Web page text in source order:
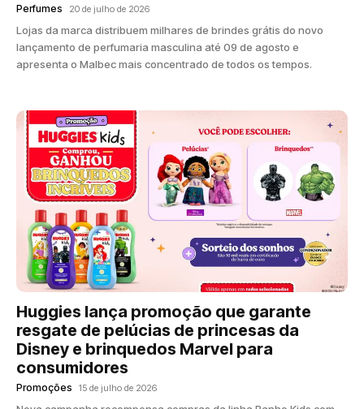
Perfumes 20 de julho de 2026
Lojas da marca distribuem milhares de brindes grátis do novo
lançamento de perfumaria masculina até 09 de agosto e
apresenta o Malbec mais concentrado de todos os tempos.
Huggies lança promoção que garante
resgate de pelúcias de princesas da
Disney e brinquedos Marvel para
consumidores
Promoções 15 de julho de 2026